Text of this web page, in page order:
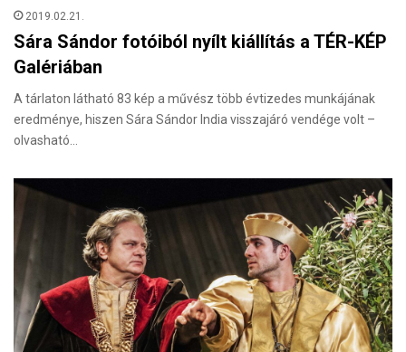
2019.02.21.
Sára Sándor fotóiból nyílt kiállítás a TÉR-KÉP
Galériában
A tárlaton látható 83 kép a művész több évtizedes munkájának
eredménye, hiszen Sára Sándor India visszajáró vendége volt –
olvasható…